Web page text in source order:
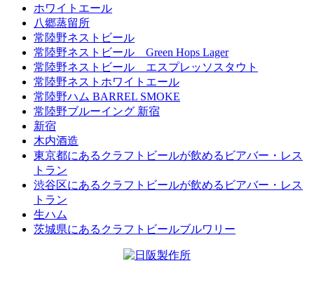
ホワイトエール
八郷蒸留所
常陸野ネストビール
常陸野ネストビール Green Hops Lager
常陸野ネストビール エスプレッソスタウト
常陸野ネストホワイトエール
常陸野ハム BARREL SMOKE
常陸野ブルーイング 新宿
新宿
木内酒造
東京都にあるクラフトビールが飲めるビアバー・レス
トラン
渋谷区にあるクラフトビールが飲めるビアバー・レス
トラン
生ハム
茨城県にあるクラフトビールブルワリー